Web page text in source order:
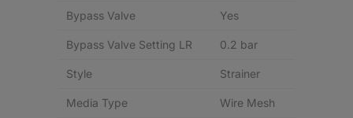
Bypass Valve Yes
Bypass Valve Setting LR 0.2 bar
Style Strainer
Media Type Wire Mesh